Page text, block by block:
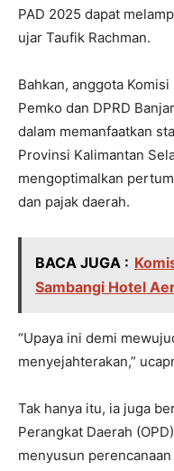
PAD 2025 dapat
ujar Taufik Rachman.
Bahkan, anggota
Pemko dan DPRD
dalam memanfaatkan
Provinsi Kalimantan
mengoptimalkan
dan pajak daerah.
BACA JUGA :
Sambangi Hotel
“Upaya ini demi
menyejahterakan,”
Tak hanya itu, ia juga
Perangkat Daerah
menyusun